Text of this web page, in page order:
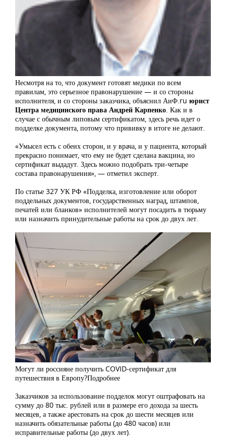
Несмотря на то, что документ готовят медики по всем
правилам, это серьезное правонарушение — и со стороны
исполнителя, и со стороны заказчика, объяснил АиФ.ru юрист
Центра медицинского права Андрей Карпенко. Как и в
случае с обычным липовым сертификатом, здесь речь идет о
подделке документа, потому что прививку в итоге не делают.
«Умысел есть с обеих сторон, и у врача, и у пациента, который
прекрасно понимает, что ему не будет сделана вакцина, но
сертификат выдадут. Здесь можно подобрать три-четыре
состава правонарушения», — отметил эксперт.
По статье 327 УК РФ «Подделка, изготовление или оборот
поддельных документов, государственных наград, штампов,
печатей или бланков» исполнителей могут посадить в тюрьму
или назначить принудительные работы на срок до двух лет.
Могут ли россияне получить COVID-сертификат для
путешествия в Европу?Подробнее
Заказчиков за использование подделок могут оштрафовать на
сумму до 80 тыс. рублей или в размере его дохода за шесть
месяцев, а также арестовать на срок до шести месяцев или
назначить обязательные работы (до 480 часов) или
исправительные работы (до двух лет).